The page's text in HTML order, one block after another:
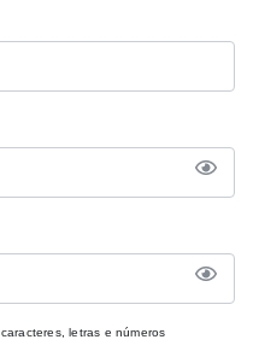
letras e números